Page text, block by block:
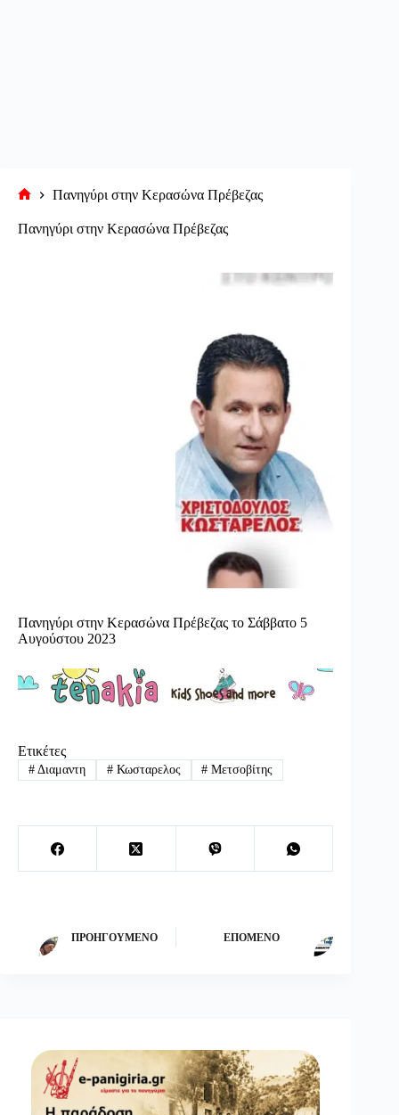
σελίδα
Πανηγύρι στην Κερασώνα Πρέβεζας
Πανηγύρι στην Κερασώνα Πρέβεζας
Πανηγύρι στην Κερασώνα Πρέβεζας το Σάββατο 5
Αυγούστου 2023
Ετικέτες
#Διαμαντη #Κωσταρελος # Μετσοβίτης
ΠΡΟΗΓΟΎΜΕΝΟ ΕΠΌΜΕΝΟ